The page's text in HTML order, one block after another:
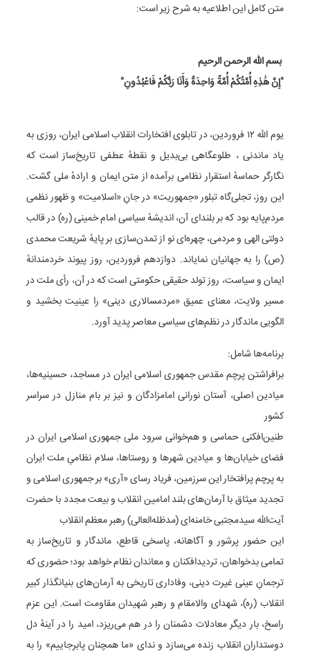
متن کامل این اطلاعیه به شرح زیر است:
بسم الله الرحمن الرحیم
"إِنَّ هَٰذِهِ أُمَّتُکُمْ أُمَّةً وَاحِدَةً وَأَنَا رَبُّکُمْ فَاعْبُدُونِ"
یوم الله ۱۲ فروردین، در تابلوی افتخارات انقلاب اسلامی ایران، روزی به
یاد ماندنی ، طلوعگاهی بی‌بدیل و نقطهٔ عطفی تاریخ‌ساز است که
نگارگر حماسهٔ استقرار نظامی برآمده از متن ایمان و ارادهٔ ملی گشت.
این روز، تجلی‌گاه تبلور «جمهوریت» در جانِ «اسلامیت» و ظهور نظمی
مردم‌پایه بود که بر بلندای آن، اندیشهٔ سیاسی امام خمینی (ره) در قالب
دولتی الهی و مردمی، چهره‌ای نو از تمدن‌سازی بر پایهٔ شریعت محمدی
(ص) را به جهانیان نمایاند. دوازدهم فروردین، روز پیوند خردمندانهٔ
ایمان و سیاست، روز تولد حقیقی حکومتی است که در آن، رأی ملت در
مسیر ولایت، معنای عمیق «مردمسالاری دینی» را عینیت بخشید و
الگویی ماندگار در نظم‌های سیاسی معاصر پدید آورد.
برنامه‌ها شامل:
برافراشتن پرچم مقدس جمهوری اسلامی ایران در مساجد، حسینیه‌ها،
میادین اصلی، آستان نورانی امامزادگان و نیز بر بام منازل در سراسر
کشور
طنین‌افکنی حماسی و هم‌خوانی سرود ملی جمهوری اسلامی ایران در
فضای خیابان‌ها و میادین شهرها و روستاها، سلام نظامیِ ملت ایران
به پرچم پرافتخار این سرزمین، فریاد رسای «آری» بر جمهوری اسلامی و
تجدید میثاق با آرمان‌های بلند امامین انقلاب و بیعت مجدد با حضرت
آیت‌الله سیدمجتبی خامنه‌ای (مدظله‌العالی) رهبر معظم انقلاب
این حضور پرشور و آگاهانه، پاسخی قاطع، ماندگار و تاریخ‌ساز به
تمامی بدخواهان، تردیدافکنان و معاندان نظام خواهد بود؛ حضوری که
ترجمانِ عینی غیرت دینی، وفاداری تاریخی به آرمان‌های بنیانگذار کبیر
انقلاب (ره)، شهدای والامقام و رهبر شهیدان مقاومت است. این عزم
راسخ، بار دیگر معادلات دشمنان را در هم می‌ریزد، امید را در آینهٔ دل
دوستداران انقلاب زنده می‌سازد و ندای «ما همچنان پابرجاییم» را به